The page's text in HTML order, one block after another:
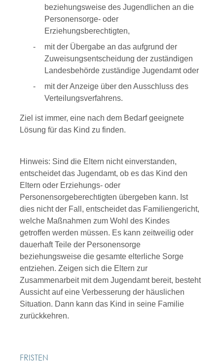
beziehungsweise des Jugendlichen an die
Personensorge- oder
Erziehungsberechtigten,
mit der Übergabe an das aufgrund der
Zuweisungsentscheidung der zuständigen
Landesbehörde zuständige Jugendamt oder
mit der Anzeige über den Ausschluss des
Verteilungsverfahrens.
Ziel ist immer, eine nach dem Bedarf geeignete
Lösung für das Kind zu finden.
Hinweis: Sind die Eltern nicht einverstanden,
entscheidet das Jugendamt, ob es das Kind den
Eltern oder Erziehungs- oder
Personensorgeberechtigten übergeben kann. Ist
dies nicht der Fall, entscheidet das Familiengericht,
welche Maßnahmen zum Wohl des Kindes
getroffen werden müssen. Es kann zeitweilig oder
dauerhaft Teile der Personensorge
beziehungsweise die gesamte elterliche Sorge
entziehen. Zeigen sich die Eltern zur
Zusammenarbeit mit dem Jugendamt bereit, besteht
Aussicht auf eine Verbesserung der häuslichen
Situation. Dann kann das Kind in seine Familie
zurückkehren.
FRISTEN